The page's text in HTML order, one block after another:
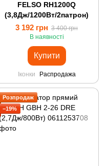
FELSO RH1200Q
(3,8Дж/1200Вт/2патрон)
3 192 грн 3 400 грн
В наявності
Купити
Іконки Распродажа
Розпродаж
−19%